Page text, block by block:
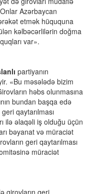
Azərbaycan
etmək hüququna
kəlbəcərlilərin doğma
var».
partiyanın
«Bu məsələdə bizim
həbs olunmasına
bundan başqa edə
qaytarılması
ilə əlaqəli iş olduğu üçün
bəyanat və müraciət
geri qaytarılması
müraciət